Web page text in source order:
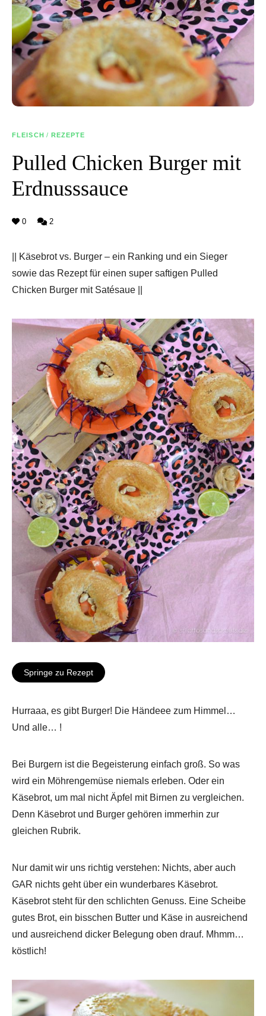
FLEISCH / REZEPTE
Pulled Chicken Burger mit
Erdnusssauce
0 2
|| Käsebrot vs. Burger – ein Ranking und ein Sieger
sowie das Rezept für einen super saftigen Pulled
Chicken Burger mit Satésaue ||
Springe zu Rezept
Hurraaa, es gibt Burger! Die Händeee zum Himmel…
Und alle… !
Bei Burgern ist die Begeisterung einfach groß. So was
wird ein Möhrengemüse niemals erleben. Oder ein
Käsebrot, um mal nicht Äpfel mit Birnen zu vergleichen.
Denn Käsebrot und Burger gehören immerhin zur
gleichen Rubrik.
Nur damit wir uns richtig verstehen: Nichts, aber auch
GAR nichts geht über ein wunderbares Käsebrot.
Käsebrot steht für den schlichten Genuss. Eine Scheibe
gutes Brot, ein bisschen Butter und Käse in ausreichend
und ausreichend dicker Belegung oben drauf. Mhmm…
köstlich!